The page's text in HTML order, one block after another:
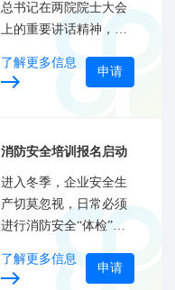
总书记在两院院士大会
上的重要讲话精神，激
先机、迎难而上，肩负
科协在北京向全社会公
开发布张弥曼等10位“最
美科技工作者”的先进事
迹。
了解更多信息
申请
消防安全培训报名启动
进入冬季，企业安全生
产切莫忽视，日常必须
进行消防安全“体检”，
防安全管理。这些企业
了解更多信息
申请